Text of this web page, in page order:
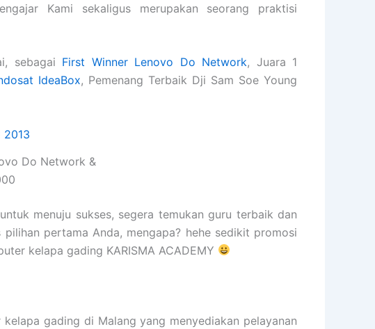
Kami sekaligus merupakan seorang praktisi
sebagai First Winner Lenovo Do Network, Juara 1
IdeaBox, Pemenang Terbaik Dji Sam Soe Young
Do Network &
menuju sukses, segera temukan guru terbaik dan
pertama Anda, mengapa? hehe sedikit promosi
kelapa gading KARISMA ACADEMY
gading di Malang yang menyediakan pelayanan